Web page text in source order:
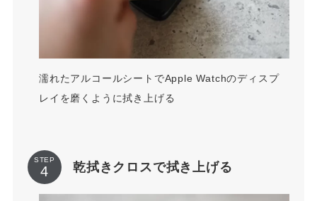
濡れたアルコールシートでApple Watchのディスプ
レイを磨くように拭き上げる
STEP
乾拭きクロスで拭き上げる